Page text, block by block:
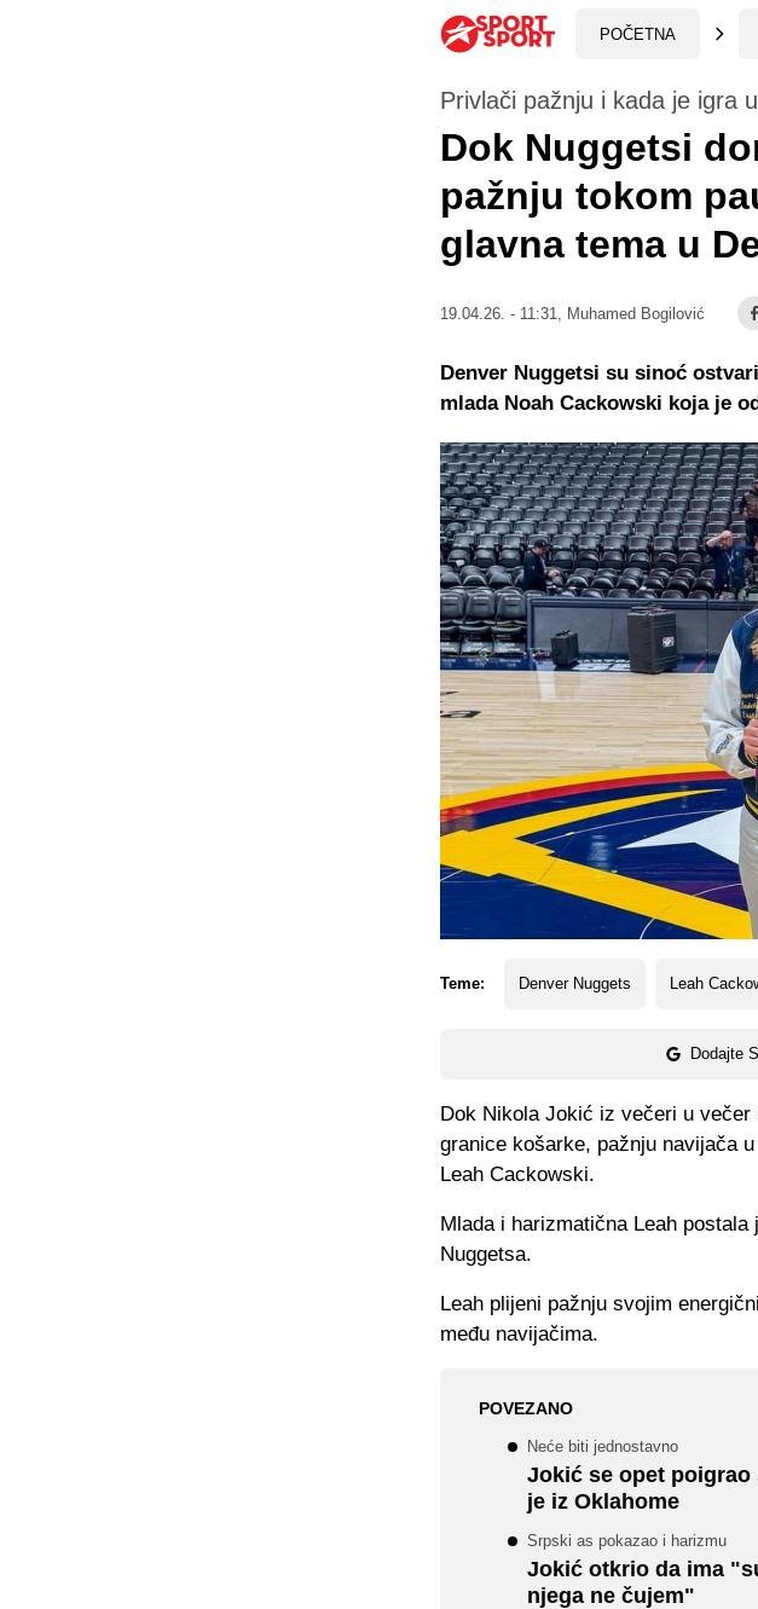
POČETNA
Privlači pažnju i kada je igra
Dok Nuggetsi
pažnju tokom
glavna tema u
19.04.26. - 11:31, Muhamed Bogilović
Teme: Denver Nuggets Leah
Dodajte
Denver Nuggetsi su sinoć
mlada Noah Cackowski koja je
Dok Nikola Jokić iz večeri u
granice košarke, pažnju navijača
Leah Cackowski.
Mlada i harizmatična Leah
Nuggetsa.
Leah plijeni pažnju svojim
među navijačima.
POVEZANO
Neće biti jednostavno
Jokić se opet
je iz Oklahome
Srpski as pokazao i harizmu
Jokić otkrio da ima
njega ne čujem"